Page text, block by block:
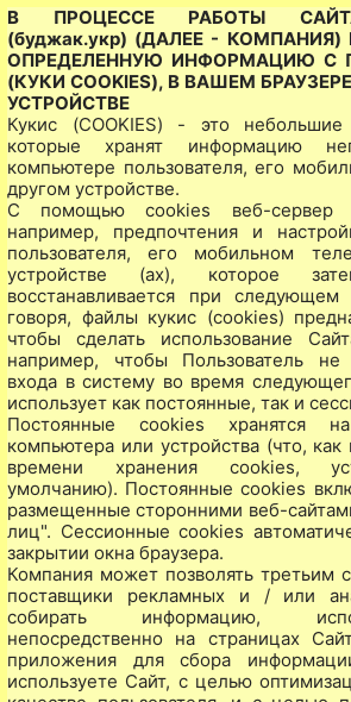
В ПРОЦЕССЕ РАБОТЫ САЙТА
(буджак.укр) (ДАЛЕЕ -
ОПРЕДЕЛЕННУЮ ИНФОРМАЦИЮ
(КУКИ COOKIES), В ВАШЕМ
УСТРОЙСТВЕ
Кукис (COOKIES) - это
которые хранят информацию
компьютере пользователя, его
другом устройстве.
С помощью cookies веб-сервер
например, предпочтения и
пользователя, его мобильном
устройстве (ах), которое
восстанавливается при
говоря, файлы кукис (cookies)
чтобы сделать использование
например, чтобы Пользователь не
входа в систему во время
использует как постоянные, так и
Постоянные cookies хранятся
компьютера или устройства (что, как
времени хранения cookies,
умолчанию). Постоянные cookies
размещенные сторонними веб-
лиц". Сессионные cookies
закрытии окна браузера.
Компания может позволять третьим
поставщики рекламных и / или
собирать информацию,
непосредственно на страницах
приложения для сбора
используете Сайт, с целью